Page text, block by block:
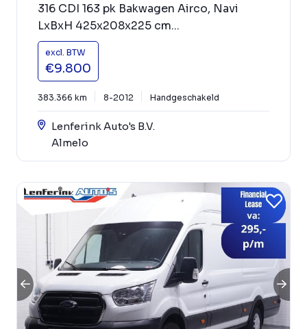
316 CDI 163 pk Bakwagen Airco, Navi
LxBxH 425x208x225 cm...
excl. BTW
€9.800
383.366 km 8-2012 Handgeschakeld
Lenferink Auto's B.V.
Almelo